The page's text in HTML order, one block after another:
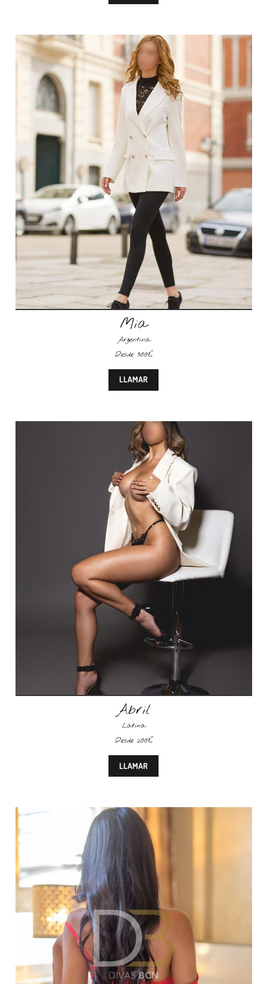
Mia
Argentina
Desde 300€
LLAMAR
Abril
Latina
Desde 200€
LLAMAR